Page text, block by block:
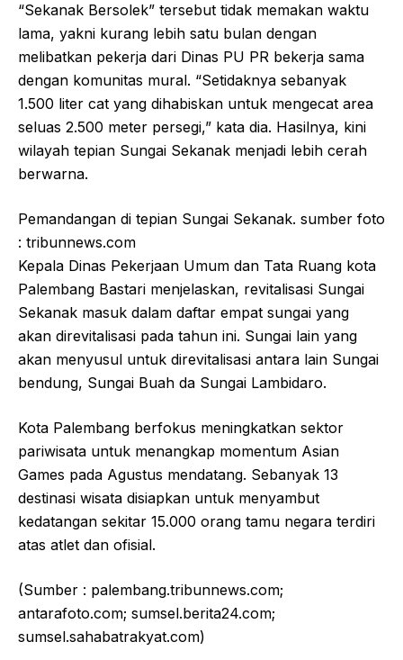
“Sekanak Bersolek” tersebut tidak memakan waktu
lama, yakni kurang lebih satu bulan dengan
melibatkan pekerja dari Dinas PU PR bekerja sama
dengan komunitas mural. “Setidaknya sebanyak
1.500 liter cat yang dihabiskan untuk mengecat area
seluas 2.500 meter persegi,” kata dia. Hasilnya, kini
wilayah tepian Sungai Sekanak menjadi lebih cerah
berwarna.
Pemandangan di tepian Sungai Sekanak. sumber foto
: tribunnews.com
Kepala Dinas Pekerjaan Umum dan Tata Ruang kota
Palembang Bastari menjelaskan, revitalisasi Sungai
Sekanak masuk dalam daftar empat sungai yang
akan direvitalisasi pada tahun ini. Sungai lain yang
akan menyusul untuk direvitalisasi antara lain Sungai
bendung, Sungai Buah da Sungai Lambidaro.
Kota Palembang berfokus meningkatkan sektor
pariwisata untuk menangkap momentum Asian
Games pada Agustus mendatang. Sebanyak 13
destinasi wisata disiapkan untuk menyambut
kedatangan sekitar 15.000 orang tamu negara terdiri
atas atlet dan ofisial.
(Sumber : palembang.tribunnews.com;
antarafoto.com; sumsel.berita24.com;
sumsel.sahabatrakyat.com)